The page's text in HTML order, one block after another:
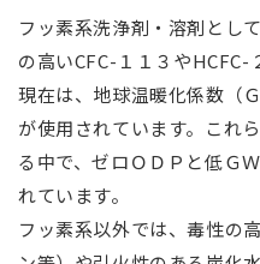
フッ素系洗浄剤・溶剤とし
の高いCFC-１１３やHCFC-
現在は、地球温暖化係数（
が使用されています。これ
る中で、ゼロＯＤＰと低Ｇ
れています。
フッ素系以外では、毒性の